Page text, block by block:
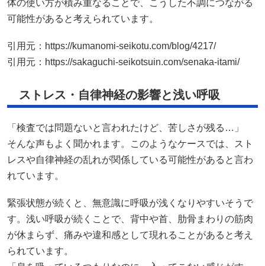
ストレス・自律神経の影響と浅い呼吸
「検査では問題ないと言われたけど、苦しさが残る…」
そんな声もよく聞かれます。このようなケースでは、スト
れています。
す。浅い呼吸が続くことで、背中や首、肋骨まわりの筋肉
が休まらず、痛みや違和感として現れることがあると考え
られています。
「息を吸っているつもりなのに、入ってこない感じがす
る」
そんな感覚も、自律神経が影響している一例と言われてい
ます。
ストレスは目に見えませんが、体には正直に表れやすいも